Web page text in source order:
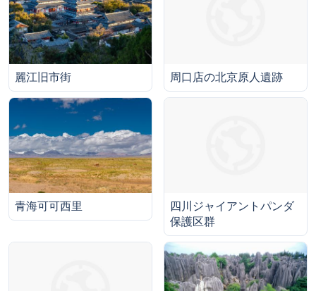
麗江旧市街 周口店の北京原人遺跡
青海可可西里
四川ジャイアントパンダ
保護区群